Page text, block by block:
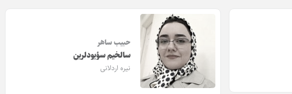
حبیب ساهر
سالخیم سؤیودلرین
نیره اردلانی